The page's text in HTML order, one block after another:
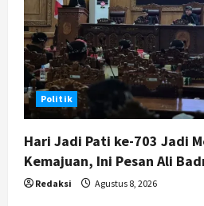
5
Nasional
BRIN
Mulai Rp75
Rakyat
Agustus 7, 2026
Politik
Hari Jadi Pati ke-703 Jadi
Kemajuan, Ini Pesan Ali
Redaksi Agustus 8, 2026